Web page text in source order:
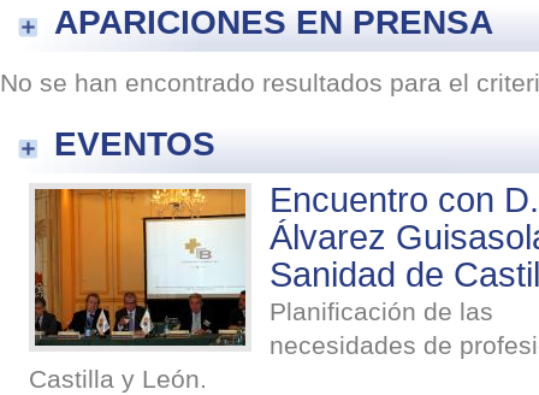
APARICIONES EN PRENSA
No se han encontrado resultados para el
EVENTOS
Encuentro con
Álvarez
Sanidad de
Planificación de las
necesidades de
Castilla y León.